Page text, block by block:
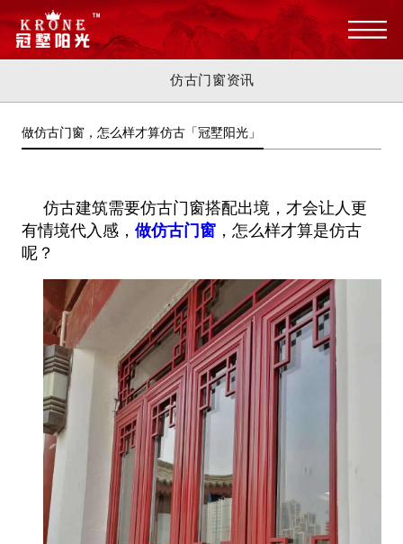
仿古门窗资讯
做仿古门窗，怎么样才算仿古「冠墅阳光」
仿古建筑需要仿古门窗搭配出境，才会让人更
有情境代入感， 做仿古门窗，怎么样才算是仿古
呢？